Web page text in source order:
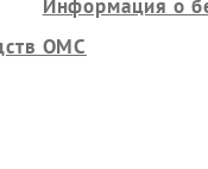
Информация о
ОМС